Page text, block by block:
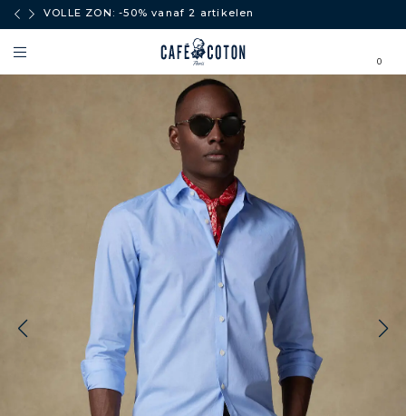
VOLLE ZON: -50% vanaf 2 artikelen
0